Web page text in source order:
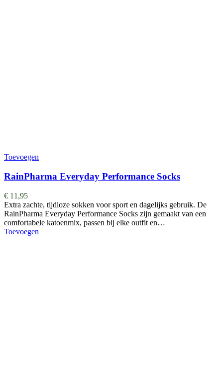
Toevoegen
RainPharma Everyday Performance Socks
€ 11,95
Extra zachte, tijdloze sokken voor sport en dagelijks gebruik. De
RainPharma Everyday Performance Socks zijn gemaakt van een
comfortabele katoenmix, passen bij elke outfit en…
Toevoegen